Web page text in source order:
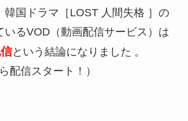
韓国ドラマ［LOST 人間失格 ］の
いるVOD（動画配信サービス）は
という結論になりました 。
配信スタート！）